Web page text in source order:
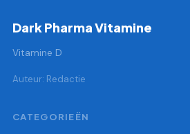
Dark Pharma Vitamine
Vitamine D
Auteur: Redactie
CATEGORIEËN